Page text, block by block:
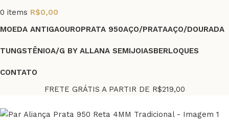
0 items R$0,00
MOEDA ANTIGAOUROPRATA 950AÇO/PRATAAÇO/DOURADA
TUNGSTÊNIOA/G BY ALLANA SEMIJOIASBERLOQUES
CONTATO
FRETE GRÁTIS A PARTIR DE R$219,00